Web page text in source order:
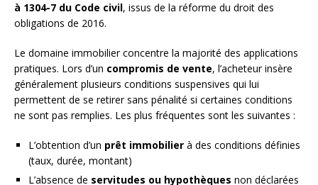
à 1304-7 du Code civil, issus de la réforme du droit des
obligations de 2016.
Le domaine immobilier concentre la majorité des applications
pratiques. Lors d’un compromis de vente, l’acheteur insère
généralement plusieurs conditions suspensives qui lui
permettent de se retirer sans pénalité si certaines conditions
ne sont pas remplies. Les plus fréquentes sont les suivantes :
L’obtention d’un prêt immobilier à des conditions définies
(taux, durée, montant)
L’absence de servitudes ou hypothèques non déclarées